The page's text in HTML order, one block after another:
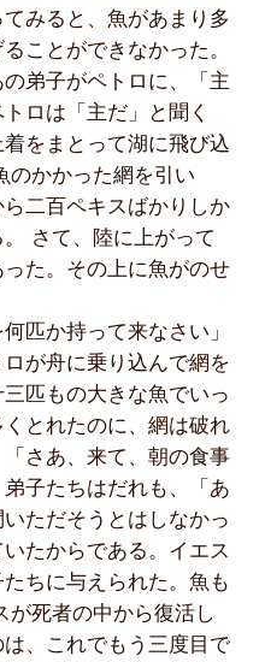
みると、魚があまり多
ことができなかった。
弟子がペトロに、「主
ロは「主だ」と聞く
をまとって湖に飛び込
のかかった網を引い
二百ペキスばかりしか
さて、陸に上がって
た。その上に魚がのせ
匹か持って来なさい」
が舟に乗り込んで網を
匹もの大きな魚でいっ
とれたのに、網は破れ
さあ、来て、朝の食事
子たちはだれも、「あ
ただそうとはしなかっ
たからである。イエス
ちに与えられた。魚も
が死者の中から復活し
、これでもう三度目で